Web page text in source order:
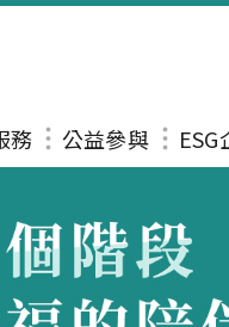
務 公益參與